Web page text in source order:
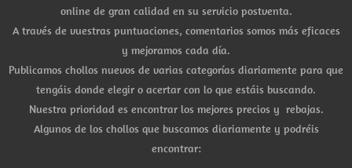
online de gran calidad en su servicio postventa.
A través de vuestras puntuaciones, comentarios somos más eficaces
y mejoramos cada día.
Publicamos chollos nuevos de varias categorías diariamente para que
tengáis donde elegir o acertar con lo que estáis buscando.
Nuestra prioridad es encontrar los mejores precios y rebajas.
Algunos de los chollos que buscamos diariamente y podréis
encontrar: